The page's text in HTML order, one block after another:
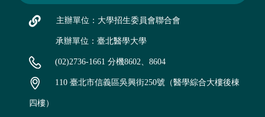
主辦單位：大學招生委員會聯合會
承辦單位：臺北醫學大學
(02)2736-1661 分機8602、8604
110 臺北市信義區吳興街250號（醫學綜合大樓後棟
四樓）